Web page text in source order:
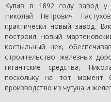
Купив в 1892 году завод у
Николай Петрович
практически новый завод.
построил новый
костыльный цех,
строительство железных
гигантские средства,
поскольку на тот момент
производство из чугуна и